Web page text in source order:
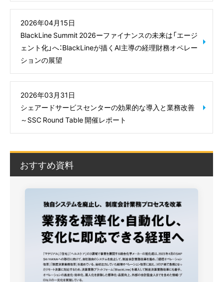
2026年04月15日
BlackLine Summit 2026ーファイナンスの未来は「エージ
ェント化」へ：BlackLineが描くAI主導の経理財務オペレー
ションの展望
2026年03月31日
シェアードサービスセンターの効果的な導入と業務改善
～SSC Round Table 開催レポート
おすすめ資料